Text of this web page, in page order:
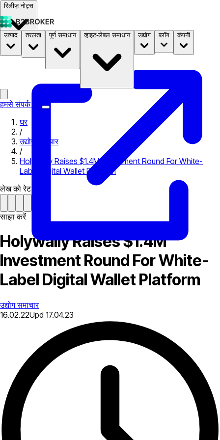
रिलीज़ नोट्स
दस्तावेज़ मूल्य निर्धारणB2STORE
उत्पाद तरलता पूर्ण समाधान व्हाइट-लेबल समाधान उद्योग ब्लॉग कंपनी
हमसे संपर्क करें
घर
/
उद्योग समाचार
/
Holywally Raises $1.4M Investment Round For White-
Label Digital Wallet Platform
लेख को रेट करें
साझा करें
Holywally Raises $1.4M
Investment Round For White-
Label Digital Wallet Platform
उद्योग समाचार
16.02.22Upd 17.04.23